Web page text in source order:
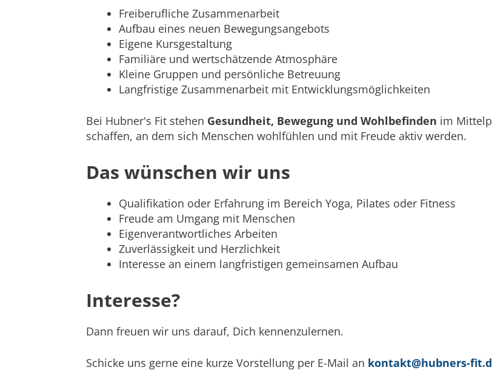
Freiberufliche Zusammenarbeit
Aufbau eines neuen Bewegungsangebots
Eigene Kursgestaltung
Familiäre und wertschätzende Atmosphäre
Kleine Gruppen und persönliche Betreuung
Langfristige Zusammenarbeit mit Entwicklungsmöglichkeiten
Bei Hubner's Fit stehen Gesundheit, Bewegung und Wohlbefinden im
schaffen, an dem sich Menschen wohlfühlen und mit Freude aktiv werden.
Das wünschen wir uns
Qualifikation oder Erfahrung im Bereich Yoga, Pilates oder Fitness
Freude am Umgang mit Menschen
Eigenverantwortliches Arbeiten
Zuverlässigkeit und Herzlichkeit
Interesse an einem langfristigen gemeinsamen Aufbau
Interesse?
Dann freuen wir uns darauf, Dich kennenzulernen.
Schicke uns gerne eine kurze Vorstellung per E-Mail an kontakt@hubners-